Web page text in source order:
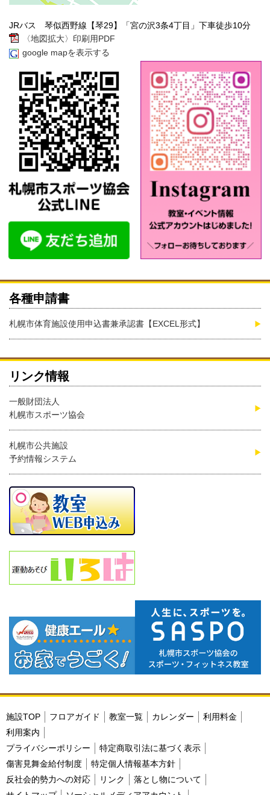
JRバス 琴似西野線【琴29】「宮の沢3条4丁目」下車徒歩10分
〈地図拡大〉印刷用PDF
google mapを表示する
各種申請書
札幌市体育施設使用申込書兼承認書【EXCEL形式】
リンク情報
一般財団法人
札幌市スポーツ協会
札幌市公共施設
予約情報システム
施設TOP フロアガイド 教室一覧 カレンダー
利用料金
利用案内
プライバシーポリシー
特定商取引法に基づく表示
傷害見舞金給付制度
特定個人情報基本方針
反社会的勢力への対応
リンク
落とし物について